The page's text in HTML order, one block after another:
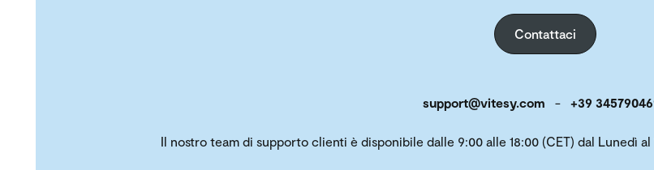
Contattaci
support@vitesy.com - +39
Il nostro team di supporto clienti è disponibile dalle 9:00 alle 18:00 (CET) dal Lunedì